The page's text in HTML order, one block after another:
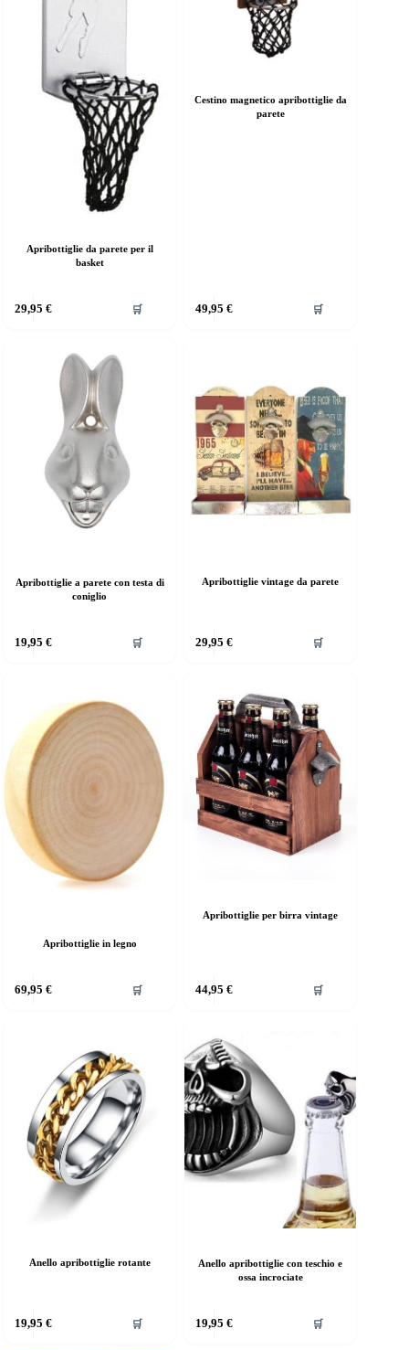
Apribottiglie da parete per il
basket
29,95 € 🛒
Cestino magnetico apribottiglie da
parete
49,95 € 🛒
prodotto
opzioni
possono
essere
scelte
nella
pagina
prodotto
Apribottiglie a parete con testa di
coniglio
19,95 € 🛒
Apribottiglie vintage da parete
29,95 € 🛒
prodotto
opzioni
possono
essere
scelte
nella
pagina
Apribottiglie in legno
69,95 € 🛒
Apribottiglie per birra vintage
44,95 € 🛒
Anello apribottiglie rotante
19,95 € 🛒
Anello apribottiglie con teschio e
ossa incrociate
19,95 € 🛒
prodotto